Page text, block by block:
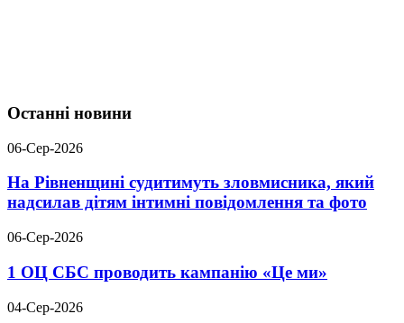
Останні новини
06-Сер-2026
На Рівненщині судитимуть зловмисника, який
надсилав дітям інтимні повідомлення та фото
06-Сер-2026
1 ОЦ СБС проводить кампанію «Це ми»
04-Сер-2026